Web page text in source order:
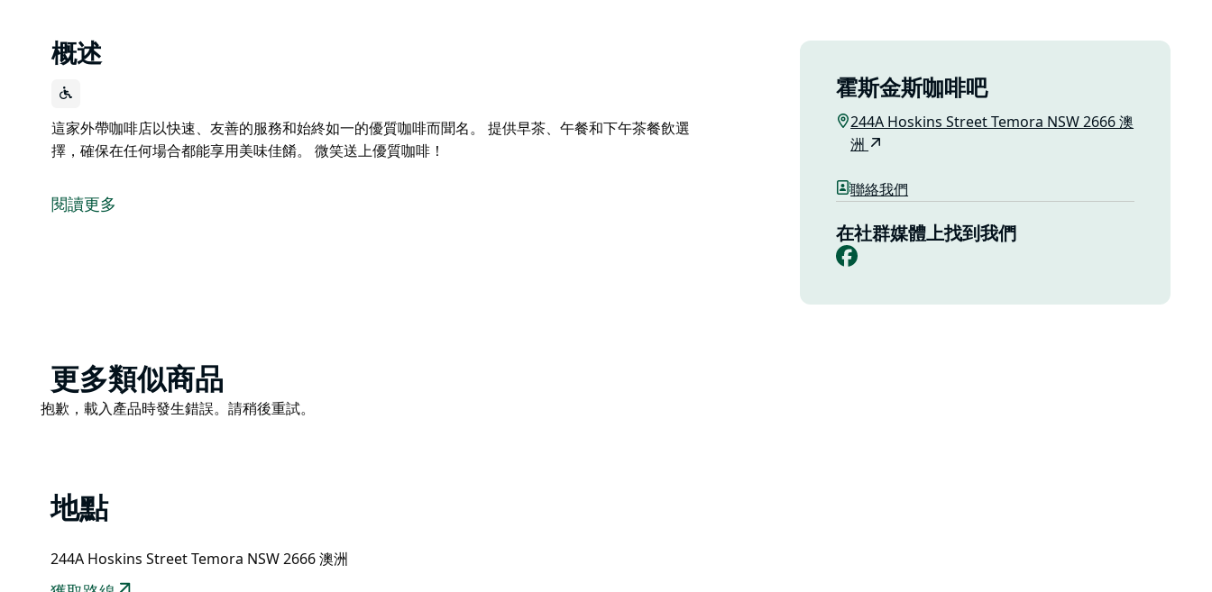
概述
這家外帶咖啡店以快速、友善的服務和始終如一的優質咖啡而聞名。 提供早茶、午餐和下午茶餐飲選
擇，確保在任何場合都能享用美味佳餚。 微笑送上優質咖啡！
提供早茶、午餐和下午茶餐飲選擇，確保在任何場合都能享用美味佳餚。
閱讀更多
霍斯金斯咖啡吧
244A Hoskins Street Temora NSW 2666 澳
洲
聯絡我們
在社群媒體上找到我們
Facebook
Product
List
更多類似商品
Product
抱歉，載入產品時發生錯誤。請稍後重試。
地點
244A Hoskins Street Temora NSW 2666 澳洲